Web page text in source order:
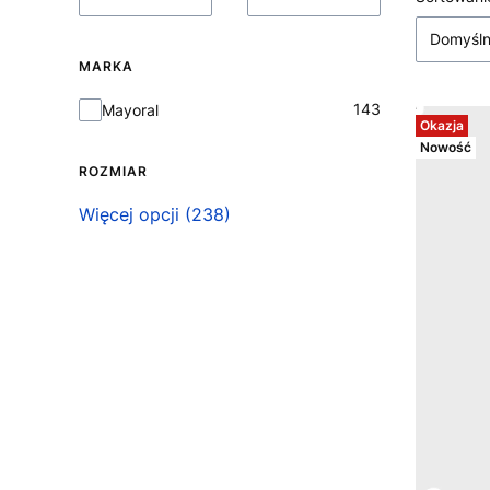
MARKA
Marka
Mayoral 143
ROZMIAR
Rozmiar
Więcej opcji (238)
Okazja
Nowość